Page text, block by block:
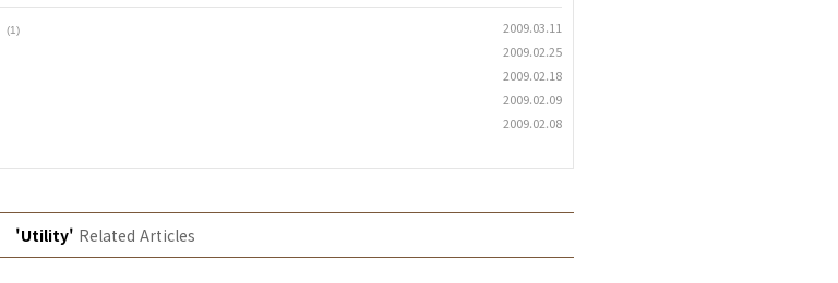
(1) 2009.03.11
2009.02.25
2009.02.18
2009.02.09
2009.02.08
'Utility' Related Articles